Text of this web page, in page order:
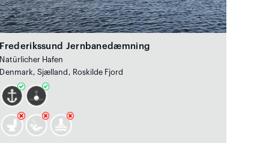
Frederikssund Jernbanedæmning
Natürlicher Hafen
Denmark, Sjælland, Roskilde Fjord